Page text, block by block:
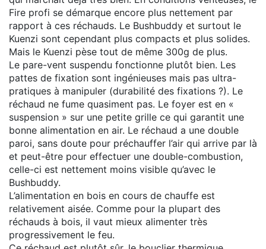
Fire profi se démarque encore plus nettement par
rapport à ces réchauds. Le Bushbuddy et surtout le
Kuenzi sont cependant plus compacts et plus solides.
Mais le Kuenzi pèse tout de même 300g de plus.
Le pare-vent suspendu fonctionne plutôt bien. Les
pattes de fixation sont ingénieuses mais pas ultra-
pratiques à manipuler (durabilité des fixations ?). Le
réchaud ne fume quasiment pas. Le foyer est en «
suspension » sur une petite grille ce qui garantit une
bonne alimentation en air. Le réchaud a une double
paroi, sans doute pour préchauffer l’air qui arrive par là
et peut-être pour effectuer une double-combustion,
celle-ci est nettement moins visible qu’avec le
Bushbuddy.
L’alimentation en bois en cours de chauffe est
relativement aisée. Comme pour la plupart des
réchauds à bois, il vaut mieux alimenter très
progressivement le feu.